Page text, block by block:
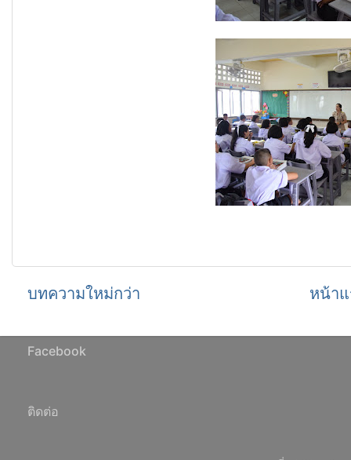
บทความใหม่กว่า หน้า
Facebook
ติดต่อ